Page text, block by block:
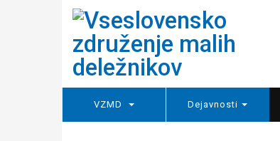
VZMD Dejavnosti